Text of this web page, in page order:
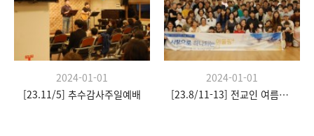
2024-01-01
[23.11/5] 추수감사주일예배
2024-01-01
[23.8/11-13] 전교인 여름수련회